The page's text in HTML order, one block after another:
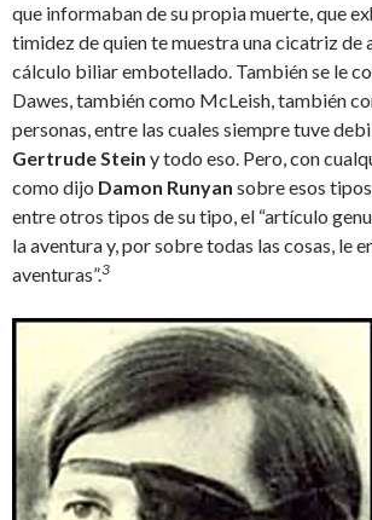
que informaban de su propia muerte, que
timidez de quien te muestra una cicatriz de
cálculo biliar embotellado. También se le
Dawes, también como McLeish, también
personas, entre las cuales siempre tuve
Gertrude Stein y todo eso. Pero, con
como dijo Damon Runyan sobre esos
entre otros tipos de su tipo, el “artículo
la aventura y, por sobre todas las cosas, le
aventuras”.3